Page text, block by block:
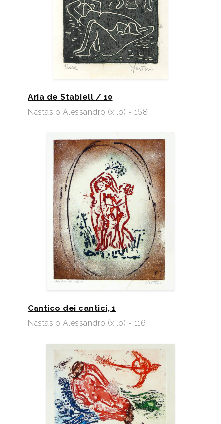
Aria de Stabiell / 10
Nastasio Alessandro (xilo) - 168
Cantico dei cantici, 1
Nastasio Alessandro (xilo) - 116